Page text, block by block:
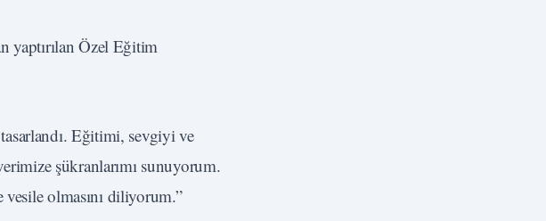
yaptırılan Özel Eğitim
Eğitimi, sevgiyi ve
şükranlarımı sunuyorum.
olmasını diliyorum.”